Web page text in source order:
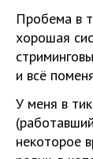
Пробема в
хорошая
и всё
У меня в
некоторое